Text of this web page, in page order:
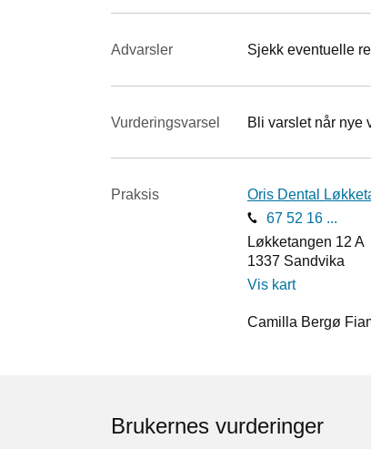
Advarsler Sjekk eventuelle
Vurderings­varsel Bli varslet når nye
Praksis
Oris Dental
67 52 16 ...
Løkketangen 12 A
1337 Sandvika
Vis kart
Camilla Bergø
Brukernes vurderinger